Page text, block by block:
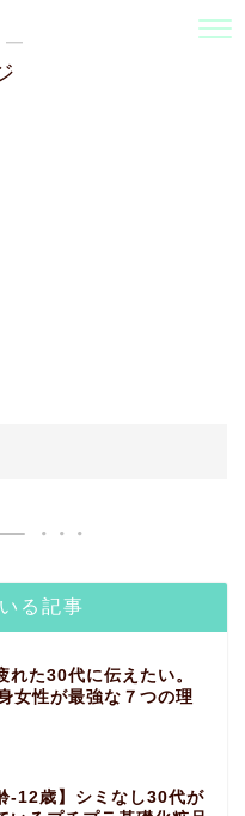
―
る記事
れた30代に伝えたい。
女性が最強な７つの理
-12歳】シミなし30代が